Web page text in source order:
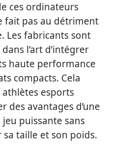
ces ordinateurs
fait pas au détriment
Les fabricants sont
l’art d’intégrer
haute performance
compacts. Cela
esports
des avantages d’une
puissante sans
taille et son poids.